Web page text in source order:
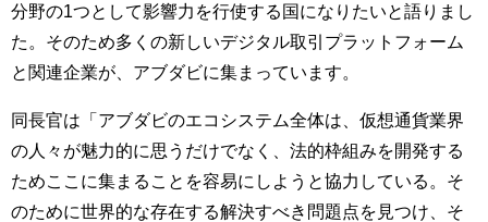
分野の1つとして影響力を行使する国になりたいと語りまし
た。そのため多くの新しいデジタル取引プラットフォーム
と関連企業が、アブダビに集まっています。
同長官は「アブダビのエコシステム全体は、仮想通貨業界
の人々が魅力的に思うだけでなく、法的枠組みを開発する
ためここに集まることを容易にしようと協力している。そ
のために世界的な存在する解決すべき問題点を見つけ、そ